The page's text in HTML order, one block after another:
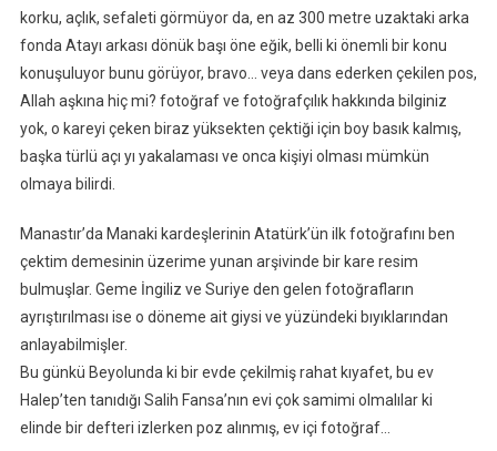
korku, açlık, sefaleti görmüyor da, en az 300 metre uzaktaki arka
fonda Atayı arkası dönük başı öne eğik, belli ki önemli bir konu
konuşuluyor bunu görüyor, bravo… veya dans ederken çekilen pos,
Allah aşkına hiç mi? fotoğraf ve fotoğrafçılık hakkında bilginiz
yok, o kareyi çeken biraz yüksekten çektiği için boy basık kalmış,
başka türlü açı yı yakalaması ve onca kişiyi olması mümkün
olmaya bilirdi.
Manastır’da Manaki kardeşlerinin Atatürk’ün ilk fotoğrafını ben
çektim demesinin üzerime yunan arşivinde bir kare resim
bulmuşlar. Geme İngiliz ve Suriye den gelen fotoğrafların
ayrıştırılması ise o döneme ait giysi ve yüzündeki bıyıklarından
anlayabilmişler.
Bu günkü Beyolunda ki bir evde çekilmiş rahat kıyafet, bu ev
Halep’ten tanıdığı Salih Fansa’nın evi çok samimi olmalılar ki
elinde bir defteri izlerken poz alınmış, ev içi fotoğraf…